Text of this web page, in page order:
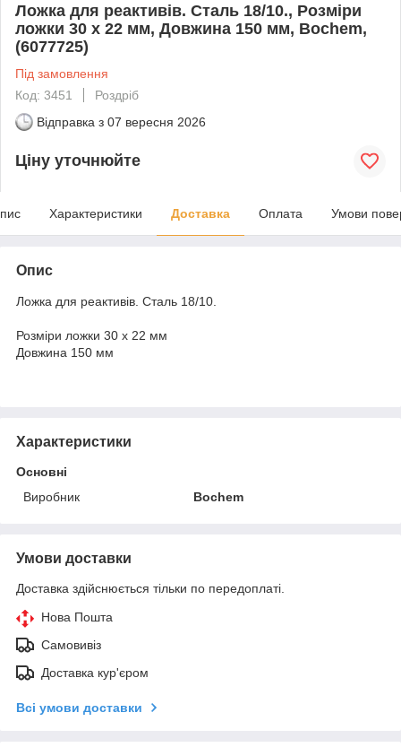
Ложка для реактивів. Сталь 18/10., Розміри
ложки 30 x 22 мм, Довжина 150 мм, Bochem,
(6077725)
Під замовлення
Код: 3451
Роздріб
Відправка з 07 вересня 2026
Ціну уточнюйте
Характеристики Доставка Оплата Умови
Опис
Ложка для реактивів. Сталь 18/10.
Розміри ложки 30 x 22 мм
Довжина 150 мм
Характеристики
Основні
Виробник
Bochem
Умови доставки
Доставка здійснюється тільки по передоплаті.
Нова Пошта
Самовивіз
Доставка кур'єром
Всі умови доставки